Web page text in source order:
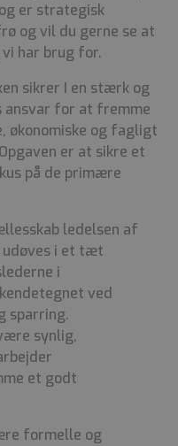
er strategisk
og vil du gerne se at
har brug for.
sikrer I en stærk og
for at fremme
økonomiske og fagligt
er at sikre et
på de primære
ledelsen af
udøves i et tæt
i
ved
sparring.
synlig,
et godt
formelle og